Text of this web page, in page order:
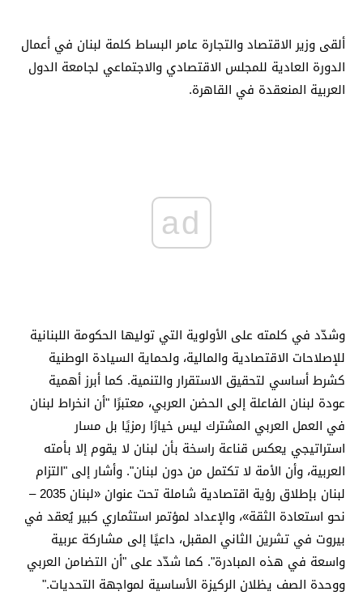
ألقى وزير الاقتصاد والتجارة عامر البساط كلمة لبنان في أعمال
الدورة العادية للمجلس الاقتصادي والاجتماعي لجامعة الدول
العربية المنعقدة في القاهرة.
ad
وشدّد في كلمته على الأولوية التي توليها الحكومة اللبنانية
للإصلاحات الاقتصادية والمالية، ولحماية السيادة الوطنية
كشرط أساسي لتحقيق الاستقرار والتنمية. كما أبرز أهمية
عودة لبنان الفاعلة إلى الحضن العربي، معتبرًا "أن انخراط لبنان
في العمل العربي المشترك ليس خيارًا رمزيًا بل مسار
استراتيجي يعكس قناعة راسخة بأن لبنان لا يقوم إلا بأمته
العربية، وأن الأمة لا تكتمل من دون لبنان". وأشار إلى "التزام
لبنان بإطلاق رؤية اقتصادية شاملة تحت عنوان «لبنان 2035 –
نحو استعادة الثقة»، والإعداد لمؤتمر استثماري كبير يُعقد في
بيروت في تشرين الثاني المقبل، داعيًا إلى مشاركة عربية
واسعة في هذه المبادرة". كما شدّد على "أن التضامن العربي
ووحدة الصف يظلان الركيزة الأساسية لمواجهة التحديات."